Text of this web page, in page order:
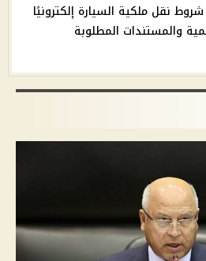
نقل ملكية السيارة إلكترونيًا
والمستندات المطلوبة